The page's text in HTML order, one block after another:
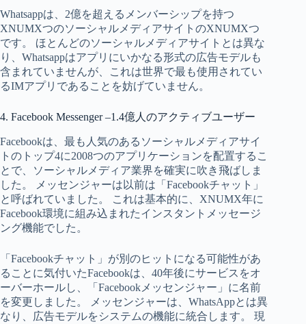
Whatsappは、2億を超えるメンバーシップを持つ
XNUMXつのソーシャルメディアサイトのXNUMXつ
です。 ほとんどのソーシャルメディアサイトとは異な
り、Whatsappはアプリにいかなる形式の広告モデルも
含まれていませんが、これは世界で最も使用されてい
るIMアプリであることを妨げていません。
4. Facebook Messenger –1.4億人のアクティブユーザー
Facebookは、最も人気のあるソーシャルメディアサイ
トのトップ4に2008つのアプリケーションを配置するこ
とで、ソーシャルメディア業界を確実に吹き飛ばしま
した。 メッセンジャーは以前は「Facebookチャット」
と呼ばれていました。 これは基本的に、XNUMX年に
Facebook環境に組み込まれたインスタントメッセージ
ング機能でした。
「Facebookチャット」が別のヒットになる可能性があ
ることに気付いたFacebookは、40年後にサービスをオ
ーバーホールし、「Facebookメッセンジャー」に名前
を変更しました。 メッセンジャーは、WhatsAppとは異
なり、広告モデルをシステムの機能に統合します。 現